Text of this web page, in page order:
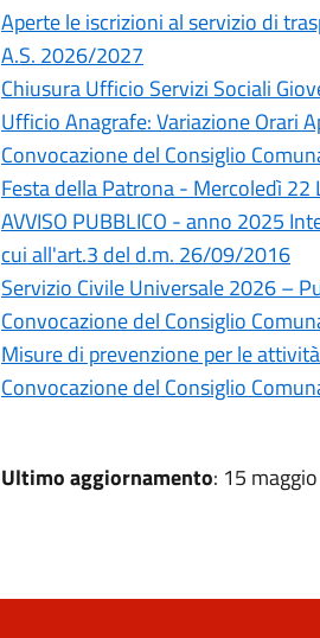
Aperte le iscrizioni al servizio di
A.S. 2026/2027
Chiusura Ufficio Servizi Sociali
Ufficio Anagrafe: Variazione Orari
Convocazione del Consiglio
Festa della Patrona - Mercoledì
AVVISO PUBBLICO - anno 2025
cui all'art.3 del d.m. 26/09/2016
Servizio Civile Universale 2026 –
Convocazione del Consiglio
Misure di prevenzione per le
Convocazione del Consiglio
Ultimo aggiornamento: 15